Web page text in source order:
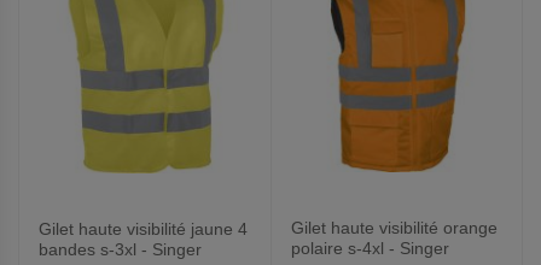
Gilet haute visibilité jaune 4
bandes s-3xl - Singer
Gilet haute visibilité orange
polaire s-4xl - Singer